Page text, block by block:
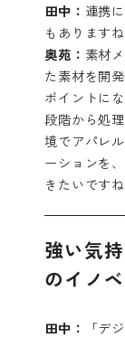
田中： 連携
もありますね
奥苑： 素材
た素材を開
ポイントに
段階から処
境でアパレ
ーションを
きたいですね
強い気
のイノ
田中：
「デ